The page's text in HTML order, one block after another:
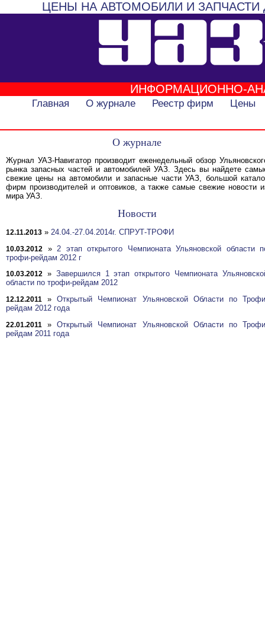
ЦЕНЫ НА АВТОМОБИЛИ И
ИНФОРМАЦИОННО-
Главная О журнале Реестр фирм Цены
О журнале
Журнал УАЗ-Навигатор производит еженедельный обзор
рынка запасных частей и автомобилей УАЗ. Здесь вы найдете
свежие цены на автомобили и запасные части УАЗ, большой
фирм производителей и оптовиков, а также самые свежие новости
мира УАЗ.
Новости
12.11.2013 » 24.04.-27.04.2014г. СПРУТ-ТРОФИ
10.03.2012 » 2 этап открытого Чемпионата Ульяновской области
трофи-рейдам 2012 г
10.03.2012 » Завершился 1 этап открытого Чемпионата
области по трофи-рейдам 2012
12.12.2011 »Открытый Чемпионат Ульяновской Области по
рейдам 2012 года
22.01.2011 »Открытый Чемпионат Ульяновской Области по
рейдам 2011 года